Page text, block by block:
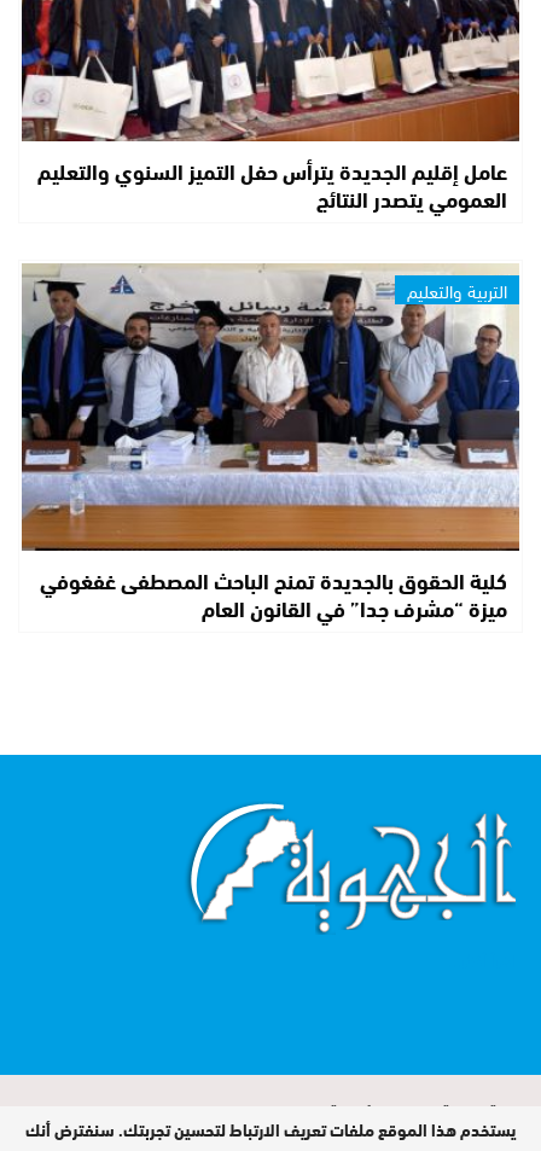
عامل إقليم الجديدة يترأس حفل التميز السنوي والتعليم
العمومي يتصدر النتائج
التربية والتعليم
كلية الحقوق بالجديدة تمنح الباحث المصطفى غفغوفي
ميزة “مشرف جدا” في القانون العام
MEDIA sarl / جميع الحقوق محفوظة ©
يستخدم هذا الموقع ملفات تعريف الارتباط لتحسين تجربتك. سنفترض أنك